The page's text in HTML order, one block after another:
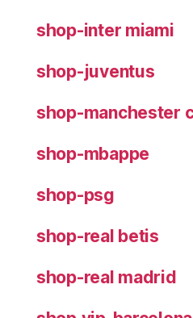
shop-inter miami
shop-juventus
shop-manchester
shop-mbappe
shop-psg
shop-real betis
shop-real madrid